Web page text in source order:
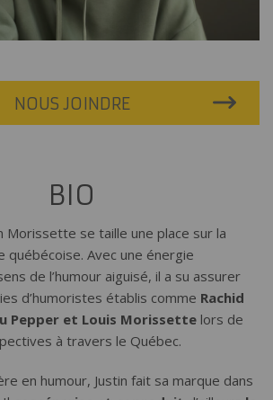
NOUS JOINDRE
BIO
Morissette se taille une place sur la
québécoise. Avec une énergie
de l’humour aiguisé, il a su assurer
d’humoristes établis comme Rachid
Pepper et Louis Morissette lors de
à travers le Québec.
en humour, Justin fait sa marque dans